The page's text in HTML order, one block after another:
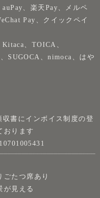
、楽天Pay、メルペ
Pay、クイックペイ
、TOICA、
SUGOCA、nimoca、はや
書にインボイス制度の登
おります
ごたつ席あり
が見える